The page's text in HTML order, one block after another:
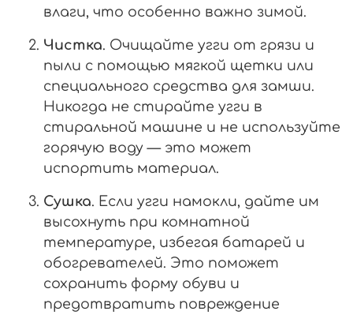
влаги, что особенно важно зимой.
Чистка. Очищайте угги от грязи и
пыли с помощью мягкой щетки или
специального средства для замши.
Никогда не стирайте угги в
стиральной машине и не используйте
горячую воду — это может
испортить материал.
Сушка. Если угги намокли, дайте им
высохнуть при комнатной
температуре, избегая батарей и
обогревателей. Это поможет
сохранить форму обуви и
предотвратить повреждение